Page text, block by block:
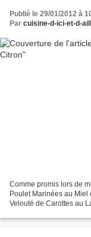
Publié le 29/01/2012 à
Par cuisine-d-ici-et-d-
Comme promis lors de
Poulet Marinées au
Velouté de Carottes au